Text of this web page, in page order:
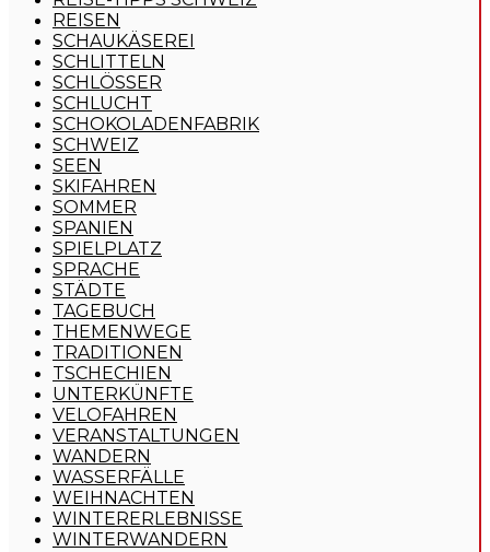
REISEN
SCHAUKÄSEREI
SCHLITTELN
SCHLÖSSER
SCHLUCHT
SCHOKOLADENFABRIK
SCHWEIZ
SEEN
SKIFAHREN
SOMMER
SPANIEN
SPIELPLATZ
SPRACHE
STÄDTE
TAGEBUCH
THEMENWEGE
TRADITIONEN
TSCHECHIEN
UNTERKÜNFTE
VELOFAHREN
VERANSTALTUNGEN
WANDERN
WASSERFÄLLE
WEIHNACHTEN
WINTERERLEBNISSE
WINTERWANDERN